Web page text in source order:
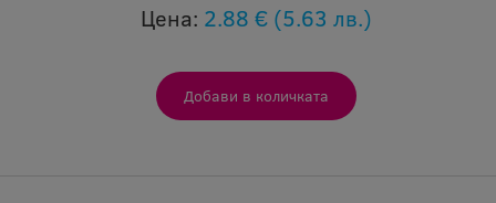
Цена: 2.88 € (5.63 лв.)